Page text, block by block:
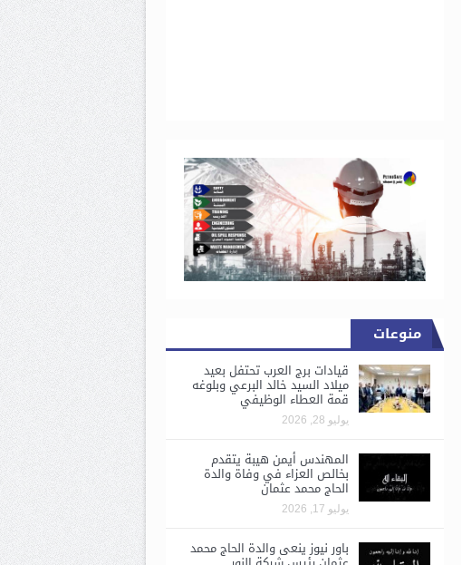
منوعات
قيادات برج العرب تحتفل بعيد
ميلاد السيد خالد البرعي وبلوغه
قمة العطاء الوظيفي
يوليو 28, 2026
المهندس أيمن هيبة يتقدم
بخالص العزاء في وفاة والدة
الحاج محمد عثمان
يوليو 17, 2026
باور نيوز ينعى والدة الحاج محمد